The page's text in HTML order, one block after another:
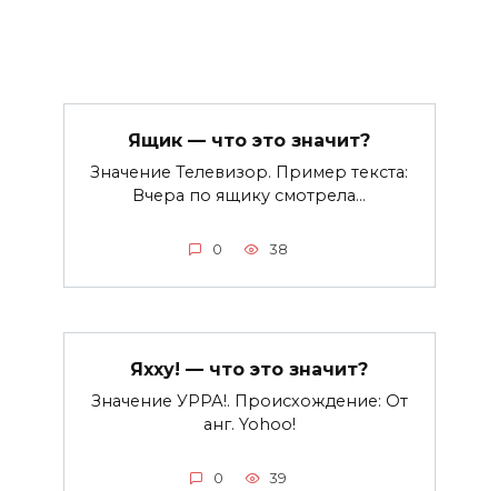
Ящик — что это значит?
Значение Телевизор. Пример текста:
Вчера по ящику смотрела…
0 38
Яхху! — что это значит?
Значение УРРА!. Происхождение: От
анг. Yohoo!
0 39